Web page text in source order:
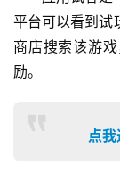
平台可以看到试
商店搜索该游
励。
点我